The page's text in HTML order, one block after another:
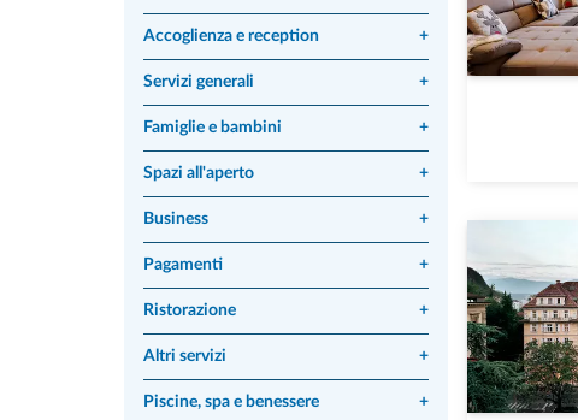
Accoglienza e reception +
Servizi generali +
Famiglie e bambini +
Spazi all'aperto +
Business +
Pagamenti +
Ristorazione +
Altri servizi +
Piscine, spa e benessere +